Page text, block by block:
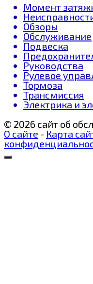
Момент
Обзоры
Обслуживание
Подвеска
Руководства
Рулевое
Тормоза
Трансмиссия
Электрика и
© 2026 сайт об
О сайте - Карта